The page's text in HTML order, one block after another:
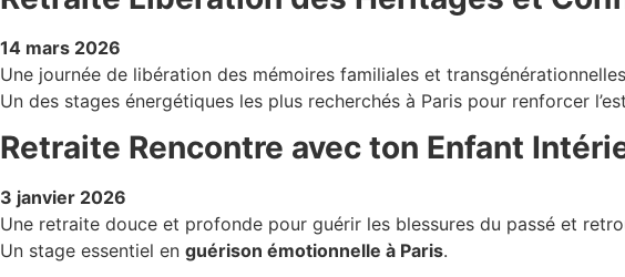
14 mars 2026
Une journée de libération des mémoires familiales et
Un des stages énergétiques les plus recherchés à Paris pour renforcer
Retraite Rencontre avec ton Enfant
3 janvier 2026
Une retraite douce et profonde pour guérir les blessures du passé et
Un stage essentiel en guérison émotionnelle à Paris.